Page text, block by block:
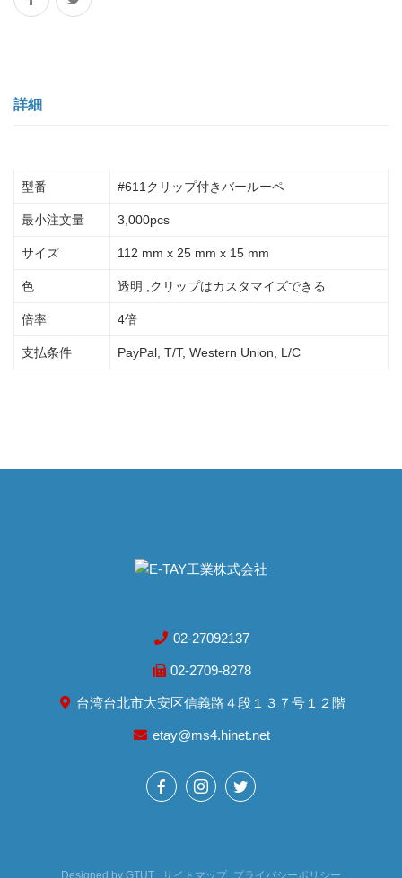
詳細
型番 #611クリップ付きバールーペ
最小注文量 3,000pcs
サイズ 112 mm x 25 mm x 15 mm
色 透明 ,クリップはカスタマイズできる
倍率 4倍
支払条件 PayPal, T/T, Western Union, L/C
02-27092137
02-2709-8278
台湾台北市大安区信義路４段１３７号１２階
etay@ms4.hinet.net
Designed by GTUT サイトマップ プライバシーポリシー